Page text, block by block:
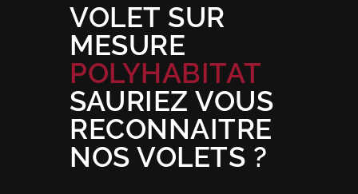
VOLET SUR
MESURE
POLYHABITAT
SAURIEZ VOUS
RECONNAITRE
NOS VOLETS ?